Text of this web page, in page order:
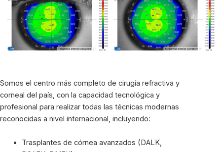
Somos el centro más completo de cirugía refractiva y
corneal del país, con la capacidad tecnológica y
profesional para realizar todas las técnicas modernas
reconocidas a nivel internacional, incluyendo:
Trasplantes de córnea avanzados (DALK,